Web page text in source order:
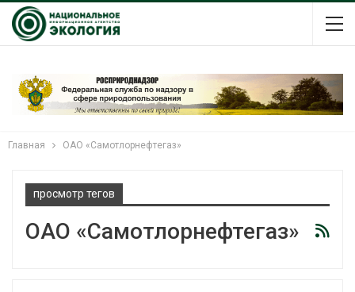
Главная ОАО «Самотлорнефтегаз»
просмотр тегов
ОАО «Самотлорнефтегаз»